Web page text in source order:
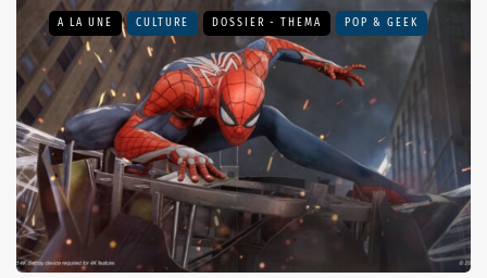
A LA UNE CULTURE DOSSIER - THEMA POP & GEEK